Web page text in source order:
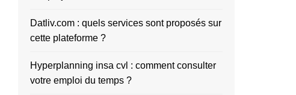
Datliv.com : quels services sont proposés sur
cette plateforme ?
Hyperplanning insa cvl : comment consulter
votre emploi du temps ?